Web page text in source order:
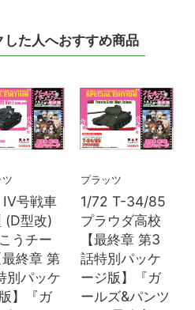
た人へおすすめ商品
ツ
号戦車
(D型改)
うチー
終章 第
別パッケ
】『ガ
プラッツ
1/72 T-34/85
プラウダ高校
【最終章 第3
話特別パッケ
ージ版】『ガ
ールズ&パンツ